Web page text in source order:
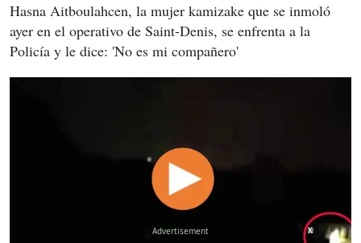
Hasna Aitboulahcen, la mujer kamizake que se inmoló
ayer en el operativo de Saint-Denis, se enfrenta a la
Policía y le dice: 'No es mi compañero'
X